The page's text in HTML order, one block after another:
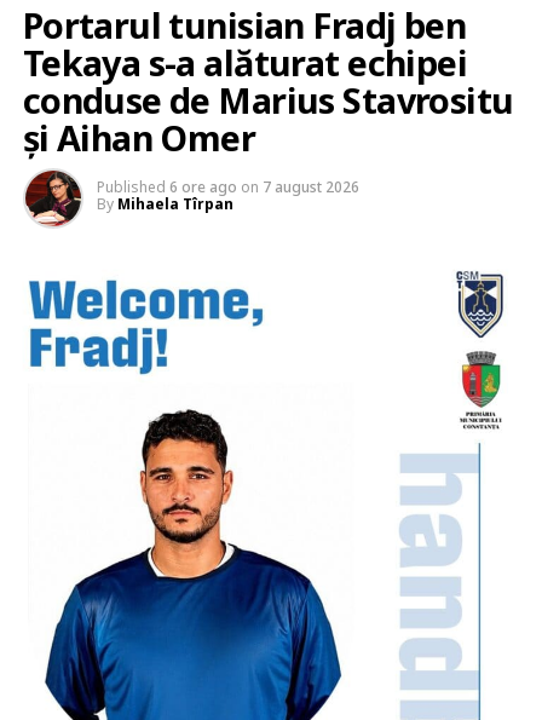
Portarul tunisian Fradj ben
Tekaya s-a alăturat echipei
conduse de Marius Stavrositu
și Aihan Omer
Published 6 ore ago on 7 august 2026
By Mihaela Tîrpan